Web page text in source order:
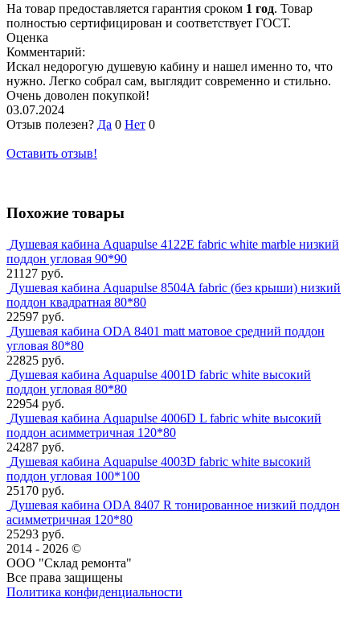
На товар предоставляется гарантия сроком 1 год. Товар
полностью сертифицирован и соответствует ГОСТ.
Оценка
Комментарий:
Искал недорогую душевую кабину и нашел именно то, что
нужно. Легко собрал сам, выглядит современно и стильно.
Очень доволен покупкой!
03.07.2024
Отзыв полезен? Да 0 Нет 0
Оставить отзыв!
Похожие товары
Душевая кабина Aquapulse 4122E fabric white marble низкий
поддон угловая 90*90
21127 руб.
Душевая кабина Aquapulse 8504A fabric (без крыши) низкий
поддон квадратная 80*80
22597 руб.
Душевая кабина ODA 8401 matt матовое средний поддон
угловая 80*80
22825 руб.
Душевая кабина Aquapulse 4001D fabric white высокий
поддон угловая 80*80
22954 руб.
Душевая кабина Aquapulse 4006D L fabric white высокий
поддон асимметричная 120*80
24287 руб.
Душевая кабина Aquapulse 4003D fabric white высокий
поддон угловая 100*100
25170 руб.
Душевая кабина ODA 8407 R тонированное низкий поддон
асимметричная 120*80
25293 руб.
2014 - 2026 ©
ООО "Склад ремонта"
Все права защищены
Политика конфиденциальности